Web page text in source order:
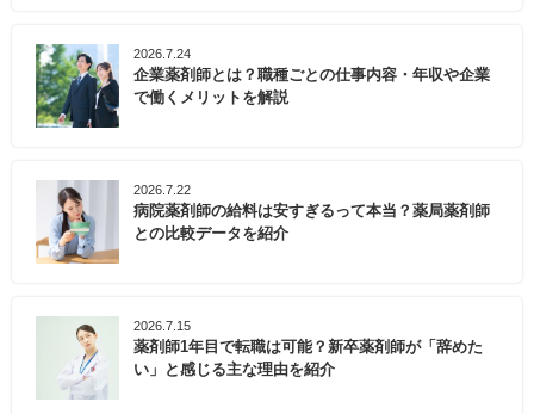
2026.7.24
企業薬剤師とは？職種ごとの仕事内容・年収や企業
で働くメリットを解説
2026.7.22
病院薬剤師の給料は安すぎるって本当？薬局薬剤師
との比較データを紹介
2026.7.15
薬剤師1年目で転職は可能？新卒薬剤師が「辞めた
い」と感じる主な理由を紹介